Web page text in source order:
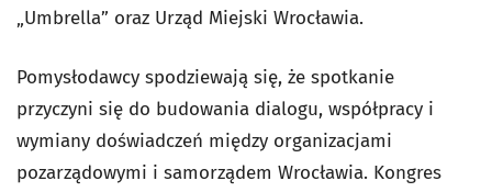
„Umbrella” oraz Urząd Miejski Wrocławia.
Pomysłodawcy spodziewają się, że spotkanie
przyczyni się do budowania dialogu, współpracy i
wymiany doświadczeń między organizacjami
pozarządowymi i samorządem Wrocławia. Kongres